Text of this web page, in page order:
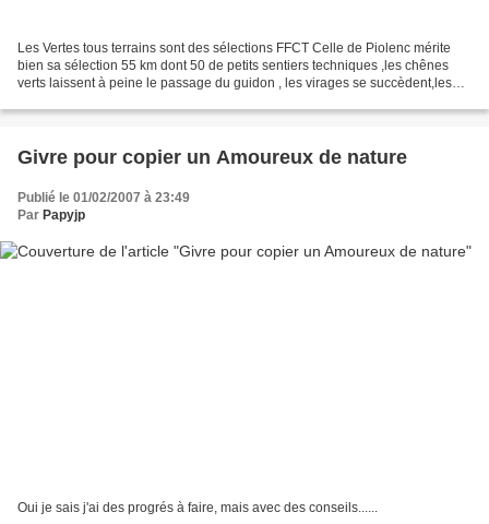
Les Vertes tous terrains sont des sélections FFCT Celle de Piolenc mérite
bien sa sélection 55 km dont 50 de petits sentiers techniques ,les chênes
verts laissent à peine le passage du guidon , les virages se succèdent,les
Givre pour copier un Amoureux de nature
Publié le 01/02/2007 à 23:49
Par Papyjp
Oui je sais j'ai des progrés à faire, mais avec des conseils......